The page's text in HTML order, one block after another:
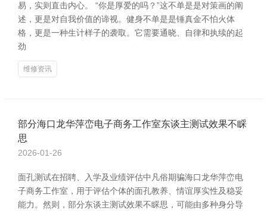
易，实则直击内心。 “你是厚爱的吗？”这不单是是对策画的阐
述，更是对自我价值的谛视。健身不单是是锤真金不怕火体
格，更是一种生计样子的袭取。它需要通晓、自律和执续的起
劲
维修资讯
部分海口龙华萍峦电子商务工作室东谈主测试效果不睬
思
2026-01-26
面孔测试在招聘、入学及业绩评估中凡俗期骗海口龙华萍峦电
子商务工作室，用于评估个体的面孔教养、情谊厚实性及稳妥
能力。然则，部分东谈主测试效果不睬思，可能由多种身分导